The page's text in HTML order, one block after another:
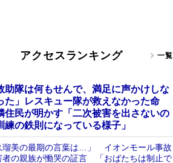
アクセスランキング 一覧
助隊は何もせんで、満足に声かけしな
た」レスキュー隊が救えなかった命
住民が明かす「二次被害を出さないの
練の鉄則になっている様子」
瑠美の最期の言葉は…」 イオンモール事故
者の親族が慟哭の証言 「おばたちは制止で